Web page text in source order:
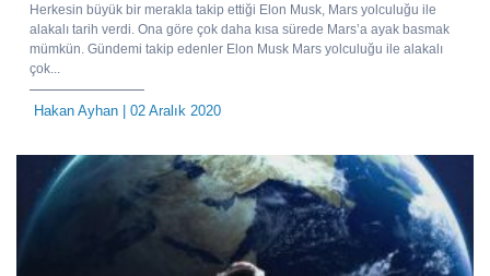
Herkesin büyük bir merakla takip ettiği Elon Musk, Mars yolculuğu ile
alakalı tarih verdi. Ona göre çok daha kısa sürede Mars’a ayak basmak
mümkün. Gündemi takip edenler Elon Musk Mars yolculuğu ile alakalı
çok...
Hakan Ayhan | 02 Aralık 2020